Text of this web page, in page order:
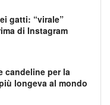
gatti: “virale”
di Instagram
candeline per la
longeva al mondo